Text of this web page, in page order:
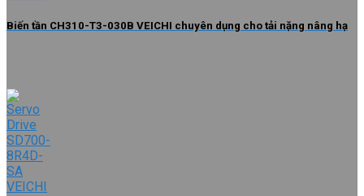
Biến tần CH310-T3-030B VEICHI chuyên dụng cho tải nặng nâng hạ